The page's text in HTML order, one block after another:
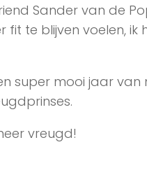
Sander van de
fit te blijven voelen,
super mooi jaar van
vreugd!